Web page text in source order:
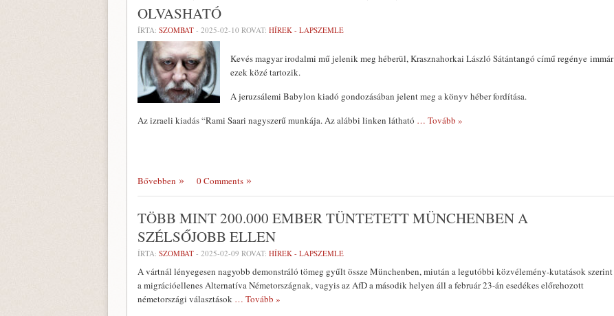
OLVASHATÓ
ÍRTA: SZOMBAT - 2025-02-10 ROVAT: HÍREK - LAPSZEMLE
Kevés magyar irodalmi mű jelenik meg héberül, Krasznahorkai László Sátántangó című regénye immár
ezek közé tartozik.
A jeruzsálemi Babylon kiadó gondozásában jelent meg a könyv héber fordítása.
Az izraeli kiadás “Rami Saari nagyszerű munkája. Az alábbi linken látható … Tovább »
Bővebben 0 Comments
TÖBB MINT 200.000 EMBER TÜNTETETT MÜNCHENBEN A
SZÉLSŐJOBB ELLEN
ÍRTA: SZOMBAT - 2025-02-09 ROVAT: HÍREK - LAPSZEMLE
A vártnál lényegesen nagyobb demonstráló tömeg gyűlt össze Münchenben, miután a legutóbbi közvélemény-kutatások szerint
a migrációellenes Alternatíva Németországnak, vagyis az AfD a második helyen áll a február 23-án esedékes előrehozott
németországi választások … Tovább »